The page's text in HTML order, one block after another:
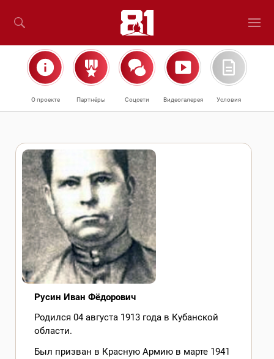
О проекте Партнёры Соцсети Видеогалерея Условия
Русин Иван Фёдорович
Родился 04 августа 1913 года в Кубанской
области.
Был призван в Красную Армию в марте 1941